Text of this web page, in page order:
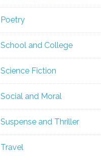
Poetry
School and College
Science Fiction
Social and Moral
Suspense and Thriller
Travel